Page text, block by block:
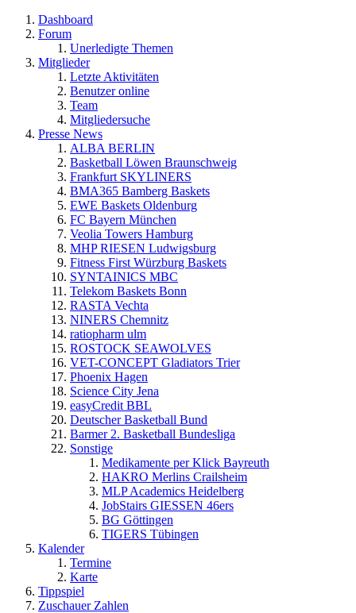
Dashboard
Forum
Unerledigte Themen
Mitglieder
Letzte Aktivitäten
Benutzer online
Team
Mitgliedersuche
Presse News
ALBA BERLIN
Basketball Löwen Braunschweig
Frankfurt SKYLINERS
BMA365 Bamberg Baskets
EWE Baskets Oldenburg
FC Bayern München
Veolia Towers Hamburg
MHP RIESEN Ludwigsburg
Fitness First Würzburg Baskets
SYNTAINICS MBC
Telekom Baskets Bonn
RASTA Vechta
NINERS Chemnitz
ratiopharm ulm
ROSTOCK SEAWOLVES
VET-CONCEPT Gladiators Trier
Phoenix Hagen
Science City Jena
easyCredit BBL
Deutscher Basketball Bund
Barmer 2. Basketball Bundesliga
Sonstige
Medikamente per Klick Bayreuth
HAKRO Merlins Crailsheim
MLP Academics Heidelberg
JobStairs GIESSEN 46ers
BG Göttingen
TIGERS Tübingen
Kalender
Termine
Karte
Tippspiel
Zuschauer Zahlen